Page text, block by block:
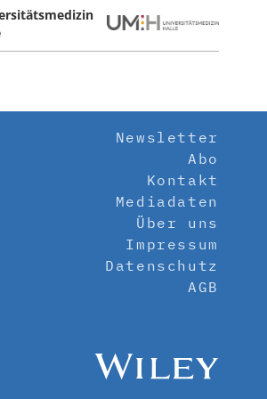
Newsletter
Abo
Kontakt
Mediadaten
Über uns
Impressum
Datenschutz
AGB